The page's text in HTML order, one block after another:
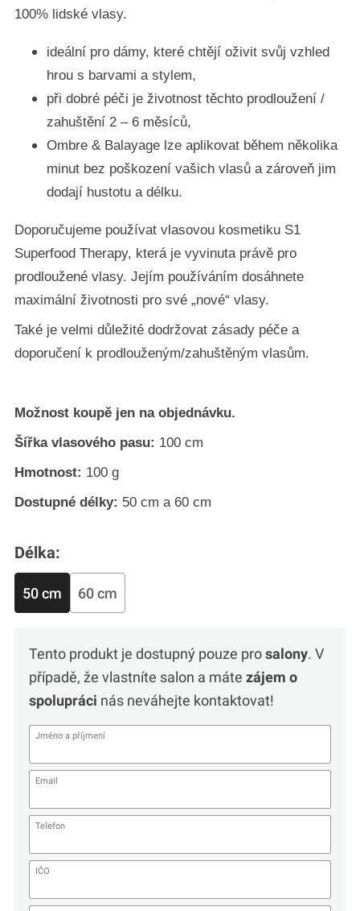
100% lidské vlasy.
ideální pro dámy, které chtějí oživit svůj vzhled
hrou s barvami a stylem,
při dobré péči je životnost těchto prodloužení /
zahuštění 2 – 6 měsíců,
Ombre & Balayage lze aplikovat během několika
minut bez poškození vašich vlasů a zároveň jim
dodají hustotu a délku.
Doporučujeme používat vlasovou kosmetiku S1
Superfood Therapy, která je vyvinuta právě pro
prodloužené vlasy. Jejím používáním dosáhnete
maximální životnosti pro své „nové“ vlasy.
Také je velmi důležité dodržovat zásady péče a
doporučení k prodlouženým/zahuštěným vlasům.
Možnost koupě jen na objednávku.
Šířka vlasového pasu: 100 cm
Hmotnost: 100 g
Dostupné délky: 50 cm a 60 cm
Délka:
50 cm 60 cm
Tento produkt je dostupný pouze prosalony. V
případě, že vlastníte salon a máte zájem o
spolupráci nás neváhejte kontaktovat!